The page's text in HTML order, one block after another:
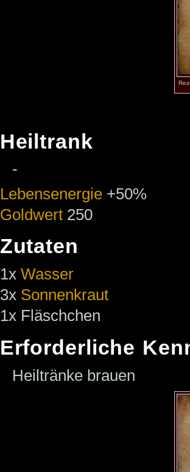
Heiltrank
-
Lebensenergie+50%
Goldwert250
Zutaten
1x Wasser
3x Sonnenkraut
1x Fläschchen
Erforderliche
Heiltränke brauen